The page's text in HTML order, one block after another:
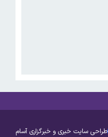
طراحی سایت خبری و خبرگزاری آسام